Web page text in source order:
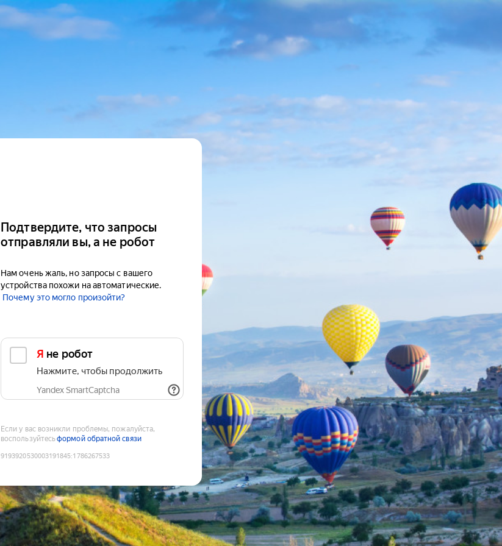
Подтвердите, что запросы
отправляли вы, а не робот
Нам очень жаль, но запросы с вашего
устройства похожи на автоматические.
Почему это могло произойти?
Я не робот
Нажмите, чтобы продолжить
Yandex SmartCaptcha
Если у вас возникли проблемы, пожалуйста,
воспользуйтесьформой обратной связи
9193920530003191845:1786267533